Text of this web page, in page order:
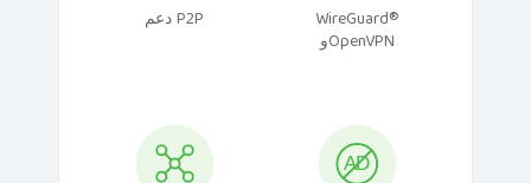
دعم P2P WireGuard®
وOpenVPN